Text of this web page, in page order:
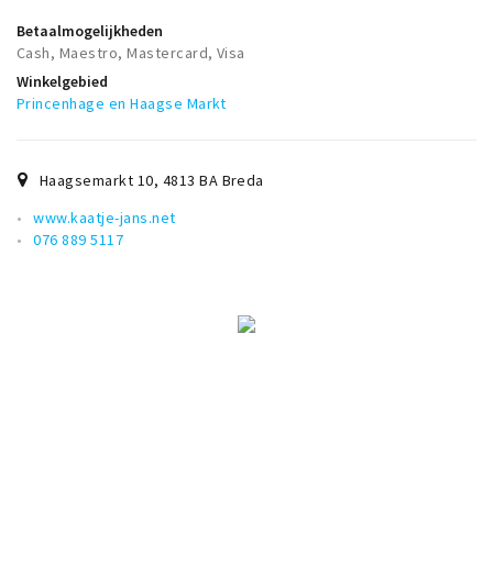
Inloggen
Betaalmogelijkheden
Cash, Maestro, Mastercard, Visa
Winkelgebied
Princenhage en Haagse Markt
Haagsemarkt 10, 4813 BA Breda
www.kaatje-jans.net
076 889 5117